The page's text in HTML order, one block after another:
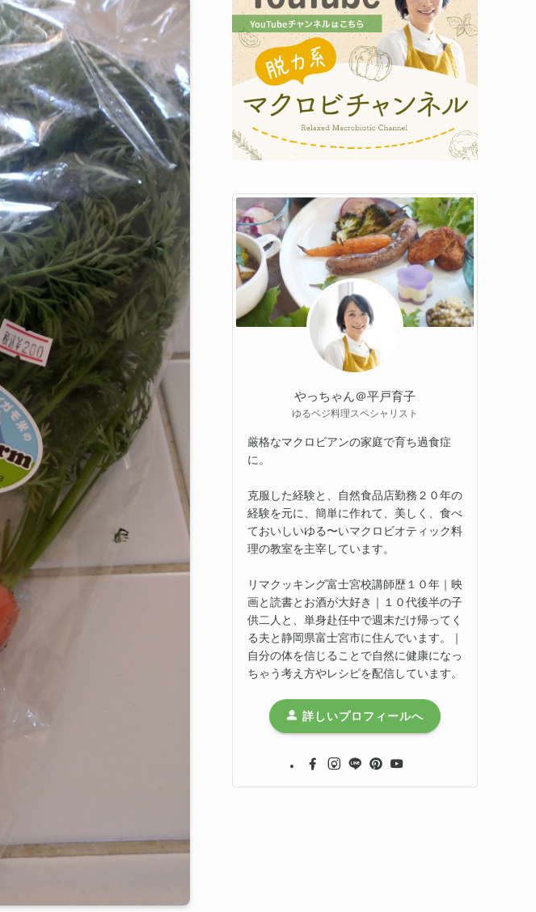
やっちゃん＠平戸育子
ゆるベジ料理スペシャリスト
厳格なマクロビアンの家庭で育ち過食症
に。
克服した経験と、自然食品店勤務２０年の
経験を元に、簡単に作れて、美しく、食べ
ておいしいゆる〜いマクロビオティック料
理の教室を主宰しています。
リマクッキング富士宮校講師歴１０年｜映
画と読書とお酒が大好き｜１０代後半の子
供二人と、単身赴任中で週末だけ帰ってく
る夫と静岡県富士宮市に住んでいます。｜
自分の体を信じることで自然に健康になっ
ちゃう考え方やレシピを配信しています。
詳しいプロフィールへ